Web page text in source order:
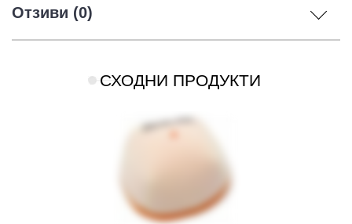
Отзиви (0)
СХОДНИ ПРОДУКТИ